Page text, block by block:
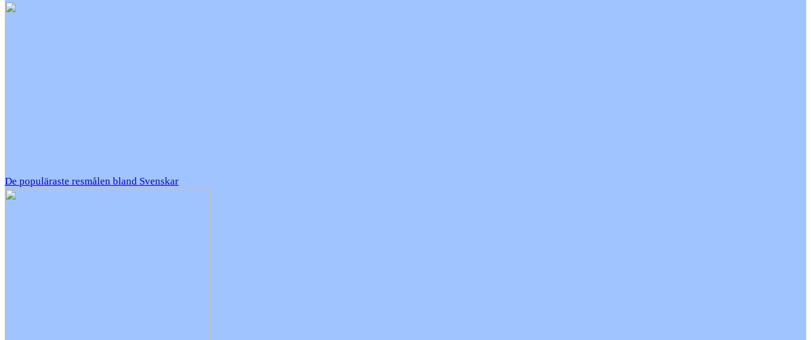
De populäraste resmålen bland Svenskar